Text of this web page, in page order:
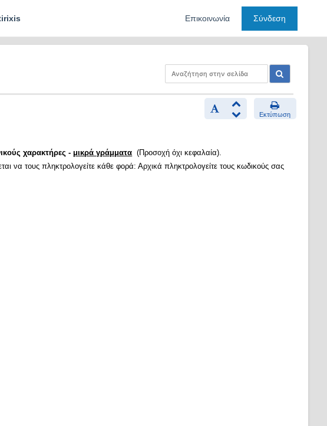
Επικοινωνία Σύνδεση
Εκτύπωση
χαρακτήρες - μικρά γράμματα (Προσοχή όχι κεφαλαία).
να τους πληκτρολογείτε κάθε φορά: Αρχικά πληκτρολογείτε τους κωδικούς σας